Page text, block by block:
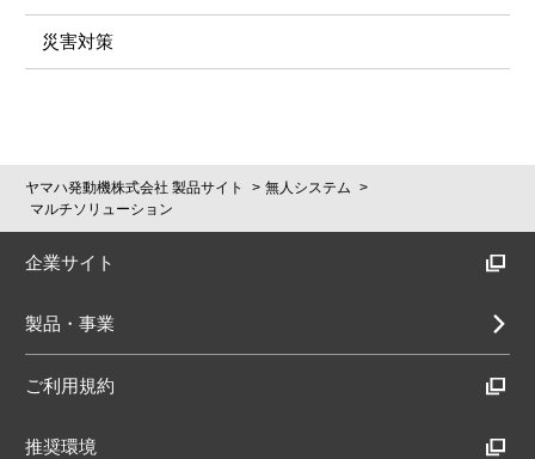
災害対策
ヤマハ発動機株式会社 製品サイト
無人システム
マルチソリューション
企業サイト
製品・事業
ご利用規約
推奨環境